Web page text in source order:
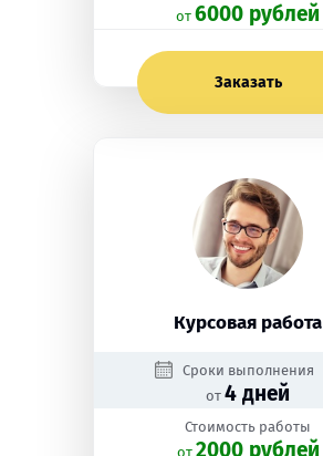
oт 6000 рублей
Заказать
Курсовая работа
Сроки выполнения
от 4 дней
Стоимость работы
oт 2000 рублей